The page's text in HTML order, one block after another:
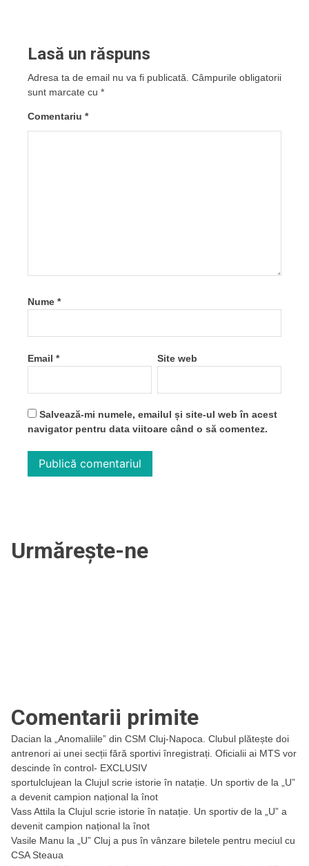
Lasă un răspuns
Adresa ta de email nu va fi publicată. Câmpurile obligatorii
sunt marcate cu *
Comentariu *
Nume *
Email * Site web
Salvează-mi numele, emailul și site-ul web în acest
navigator pentru data viitoare când o să comentez.
Urmărește-ne
Comentarii primite
Dacian la
„Anomaliile” din CSM Cluj-Napoca. Clubul plătește doi
antrenori ai unei secții fără sportivi înregistrați. Oficialii ai MTS vor
descinde în control- EXCLUSIV
sportulclujean la Clujul scrie istorie în natație. Un sportiv de la „U”
a devenit campion național la înot
Vass Attila la Clujul scrie istorie în natație. Un sportiv de la „U” a
devenit campion național la înot
Vasile Manu la
„U” Cluj a pus în vânzare biletele pentru meciul cu
CSA Steaua